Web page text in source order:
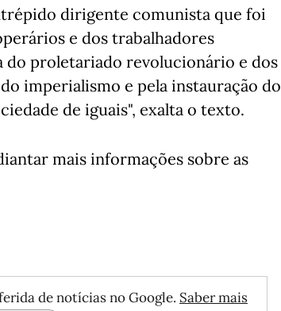
dirigente comunista que foi
e dos trabalhadores
proletariado revolucionário e dos
imperialismo e pela instauração do
de iguais", exalta o texto.
mais informações sobre as
de notícias no Google. Saber mais